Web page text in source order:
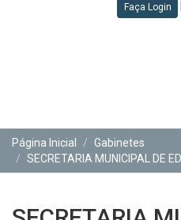
Faça Login
Página Inicial
Gabinetes
SECRETARIA MUNICIPAL DE